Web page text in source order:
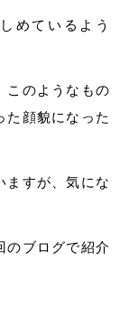
めているよう
このようなもの
た顔貌になった
ますが、気にな
のブログで紹介